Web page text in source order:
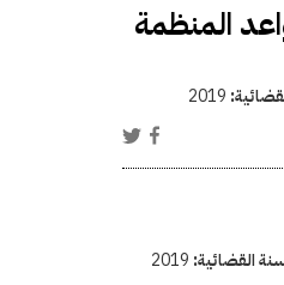
المنظمة
2019
القضائية: 2019